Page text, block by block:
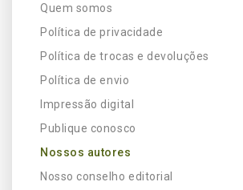
Quem somos
Política de privacidade
Política de trocas e devoluções
Política de envio
Impressão digital
Publique conosco
Nossos autores
Nosso conselho editorial